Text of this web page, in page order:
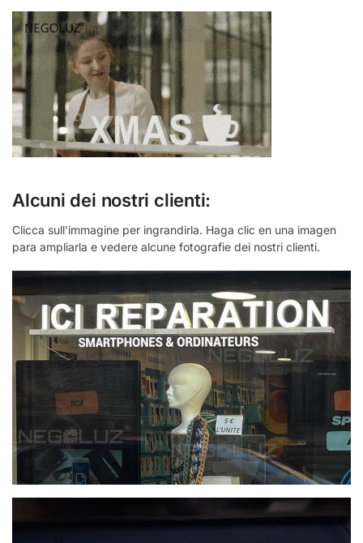
Alcuni dei nostri clienti:
Clicca sull’immagine per ingrandirla. Haga clic en una imagen
para ampliarla e vedere alcune fotografie dei nostri clienti.